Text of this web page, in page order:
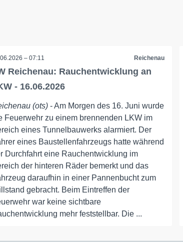
– 07:11 Reichenau
Reichenau: Rauchentwicklung an
- 16.06.2026
(ots)- Am Morgen des 16. Juni wurde
Feuerwehr zu einem brennenden LKW im
eines Tunnelbauwerks alarmiert. Der
eines Baustellenfahrzeugs hatte während
Durchfahrt eine Rauchentwicklung im
der hinteren Räder bemerkt und das
daraufhin in einer Pannenbucht zum
gebracht. Beim Eintreffen der
war keine sichtbare
mehr feststellbar. Die ...